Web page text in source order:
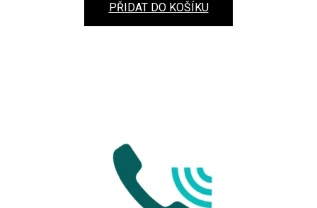
PŘIDAT DO KOŠÍKU